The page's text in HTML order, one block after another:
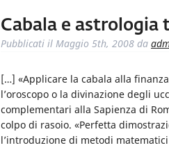
Cabala e astrologia
Pubblicati il Maggio 5th, 2008 da
[…] «Applicare la cabala alla
l’oroscopo o la divinazione degli
complementari alla Sapienza di
colpo di rasoio. «Perfetta
l’introduzione di metodi